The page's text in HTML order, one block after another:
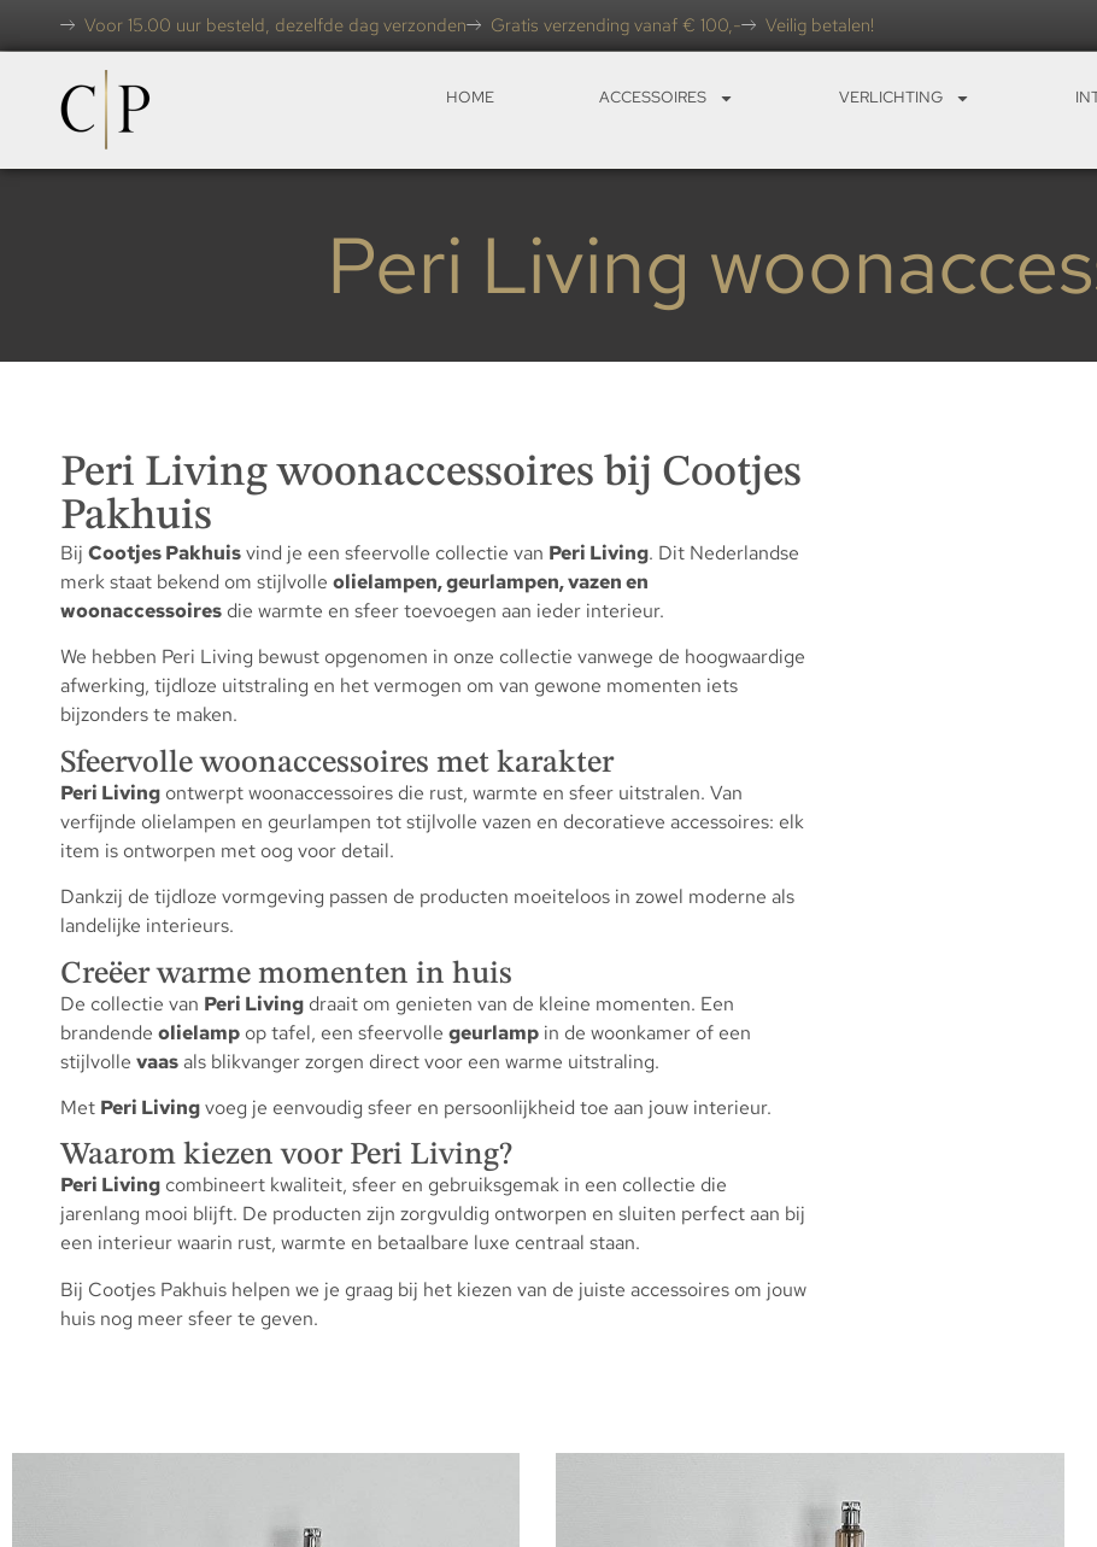
Voor 15.00 uur besteld, dezelfde dag verzonden Gratis verzending vanaf € 100,- Veilig betalen!
HOME ACCESSOIRES VERLICHTING
Peri Living
Peri Living woonaccessoires bij Cootjes
Pakhuis
Bij Cootjes Pakhuisvind je een sfeervolle collectie van Peri Living. Dit Nederlandse
merk staat bekend om stijlvolle olielampen, geurlampen, vazen en
woonaccessoires die warmte en sfeer toevoegen aan ieder interieur.
We hebben Peri Living bewust opgenomen in onze collectie vanwege de hoogwaardige
afwerking, tijdloze uitstraling en het vermogen om van gewone momenten iets
bijzonders te maken.
Sfeervolle woonaccessoires met karakter
Peri Living ontwerpt woonaccessoires die rust, warmte en sfeer uitstralen. Van
verfijnde olielampen en geurlampen tot stijlvolle vazen en decoratieve accessoires: elk
item is ontworpen met oog voor detail.
Dankzij de tijdloze vormgeving passen de producten moeiteloos in zowel moderne als
landelijke interieurs.
Creëer warme momenten in huis
De collectie van Peri Living draait om genieten van de kleine momenten. Een
brandende olielamp op tafel, een sfeervolle geurlamp in de woonkamer of een
stijlvolle vaasals blikvanger zorgen direct voor een warme uitstraling.
Met Peri Livingvoeg je eenvoudig sfeer en persoonlijkheid toe aan jouw interieur.
Waarom kiezen voor Peri Living?
Peri Living combineert kwaliteit, sfeer en gebruiksgemak in een collectie die
jarenlang mooi blijft. De producten zijn zorgvuldig ontworpen en sluiten perfect aan bij
een interieur waarin rust, warmte en betaalbare luxe centraal staan.
Bij Cootjes Pakhuis helpen we je graag bij het kiezen van de juiste accessoires om jouw
huis nog meer sfeer te geven.